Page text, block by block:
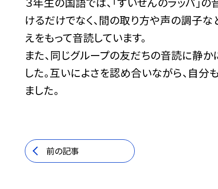
けるだけでなく、間の取り方や声の調子
えをもって音読しています。
また、同じグループの友だちの音読に静
した。互いによさを認め合いながら、自
ました。
前の記事